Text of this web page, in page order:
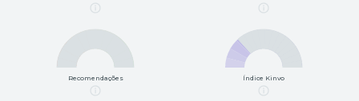
Recomendações Índice Kinvo